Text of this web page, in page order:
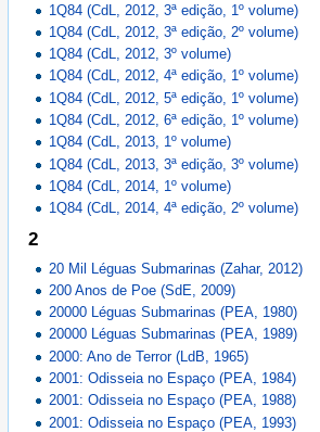
1Q84 (CdL, 2012, 3ª edição, 1º volume)
1Q84 (CdL, 2012, 3ª edição, 2º volume)
1Q84 (CdL, 2012, 3º volume)
1Q84 (CdL, 2012, 4ª edição, 1º volume)
1Q84 (CdL, 2012, 5ª edição, 1º volume)
1Q84 (CdL, 2012, 6ª edição, 1º volume)
1Q84 (CdL, 2013, 1º volume)
1Q84 (CdL, 2013, 3ª edição, 3º volume)
1Q84 (CdL, 2014, 1º volume)
1Q84 (CdL, 2014, 4ª edição, 2º volume)
2
20 Mil Léguas Submarinas (Zahar, 2012)
200 Anos de Poe (SdE, 2009)
20000 Léguas Submarinas (PEA, 1980)
20000 Léguas Submarinas (PEA, 1989)
2000: Ano de Terror (LdB, 1965)
2001: Odisseia no Espaço (PEA, 1984)
2001: Odisseia no Espaço (PEA, 1988)
2001: Odisseia no Espaço (PEA, 1993)